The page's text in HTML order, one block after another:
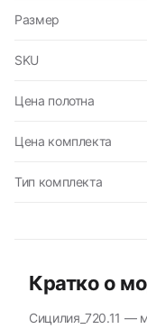
Размер
SKU
Цена полотна
Цена комплекта
Тип комплекта
Кратко о
Сицилия_720.11 —